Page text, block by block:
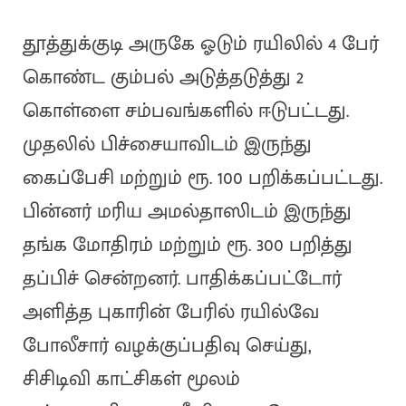
தூத்துக்குடி அருகே ஓடும் ரயிலில் 4 பேர்
கொண்ட கும்பல் அடுத்தடுத்து 2
கொள்ளை சம்பவங்களில் ஈடுபட்டது.
முதலில் பிச்சையாவிடம் இருந்து
கைப்பேசி மற்றும் ரூ. 100 பறிக்கப்பட்டது.
பின்னர் மரிய அமல்தாஸிடம் இருந்து
தங்க மோதிரம் மற்றும் ரூ. 300 பறித்து
தப்பிச் சென்றனர். பாதிக்கப்பட்டோர்
அளித்த புகாரின் பேரில் ரயில்வே
போலீசார் வழக்குப்பதிவு செய்து,
சிசிடிவி காட்சிகள் மூலம்